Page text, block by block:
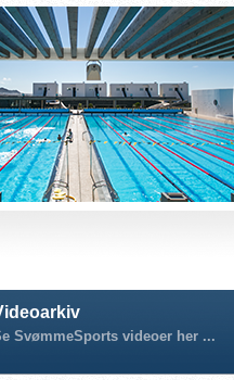
SvømmeSports videoer her ...